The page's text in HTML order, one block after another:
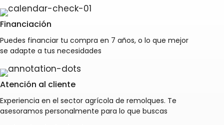
Financiación
Puedes financiar tu compra en 7 años, o lo que mejor
se adapte a tus necesidades
Atención al cliente
Experiencia en el sector agrícola de remolques. Te
asesoramos personalmente para lo que buscas